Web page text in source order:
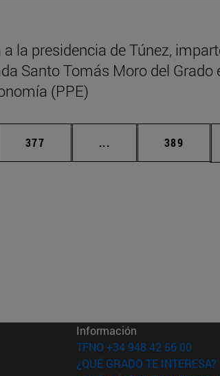
la presidencia de Túnez,
Santo Tomás Moro del Grado
(PPE)
Página
377 ... Páginas intermedias
Página
389
nueva ventana)
ventana)
Información
TFNO +34 948 42 56 00
¿QUÉ GRADO TE INTERESA?